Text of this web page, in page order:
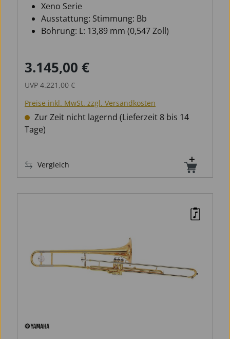
Xeno Serie
Ausstattung: Stimmung: Bb
Bohrung: L: 13,89 mm (0,547 Zoll)
Verkaufspreis:
3.145,00 €
UVP 4.221,00 €
Preise inkl. MwSt. zzgl. Versandkosten
Zur Zeit nicht lagernd (Lieferzeit 8 bis 14
Tage)
Vergleich